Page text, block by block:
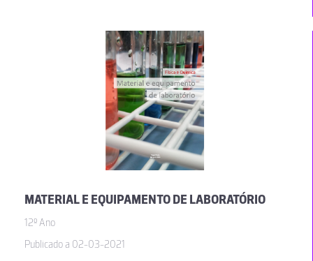
MATERIAL E EQUIPAMENTO DE LABORATÓRIO
12º Ano
Publicado a 02-03-2021